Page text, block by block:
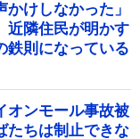
かけしなかった」
隣住民が明かす
鉄則になっている
ンモール事故被
ちは制止できな